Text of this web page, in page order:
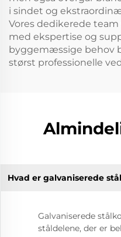
i sindet og
Vores dedikerede
med ekspertise og
byggemæssige behov
størst professionelle
Hvad er galvaniserede
Galvaniserede
ståldelene, der er